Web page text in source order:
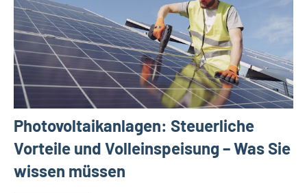
Photovoltaikanlagen: Steuerliche
Vorteile und Volleinspeisung – Was Sie
wissen müssen